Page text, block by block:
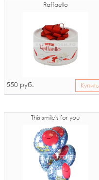
Raffaello
550 руб. Купить
This smile's for you